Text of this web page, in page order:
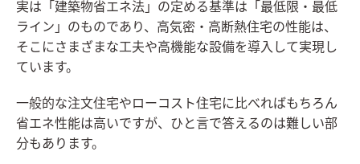
実は「建築物省エネ法」の定める基準は「最低限・最低
ライン」のものであり、高気密・高断熱住宅の性能は、
そこにさまざまな工夫や高機能な設備を導入して実現し
ています。
一般的な注文住宅やローコスト住宅に比べればもちろん
省エネ性能は高いですが、ひと言で答えるのは難しい部
分もあります。